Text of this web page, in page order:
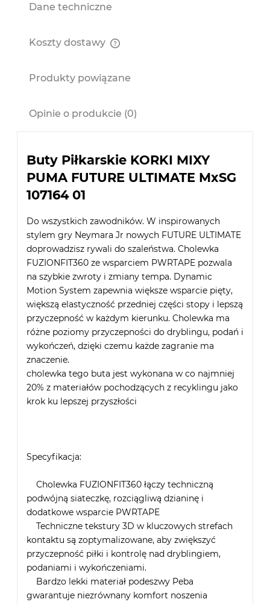
Dane techniczne
Koszty dostawy
Produkty powiązane
Opinie o produkcie (0)
Buty Piłkarskie KORKI MIXY
PUMA FUTURE ULTIMATE MxSG
107164 01
Do wszystkich zawodników. W inspirowanych
stylem gry Neymara Jr nowych FUTURE ULTIMATE
doprowadzisz rywali do szaleństwa. Cholewka
FUZIONFIT360 ze wsparciem PWRTAPE pozwala
na szybkie zwroty i zmiany tempa. Dynamic
Motion System zapewnia większe wsparcie pięty,
większą elastyczność przedniej części stopy i lepszą
przyczepność w każdym kierunku. Cholewka ma
różne poziomy przyczepności do dryblingu, podań i
wykończeń, dzięki czemu każde zagranie ma
znaczenie.
cholewka tego buta jest wykonana w co najmniej
20% z materiałów pochodzących z recyklingu jako
krok ku lepszej przyszłości
Specyfikacja:
Cholewka FUZIONFIT360 łączy techniczną
podwójną siateczkę, rozciągliwą dzianinę i
dodatkowe wsparcie PWRTAPE
Techniczne tekstury 3D w kluczowych strefach
kontaktu są zoptymalizowane, aby zwiększyć
przyczepność piłki i kontrolę nad dryblingiem,
podaniami i wykończeniami.
Bardzo lekki materiał podeszwy Peba
gwarantuje niezrównany komfort noszenia